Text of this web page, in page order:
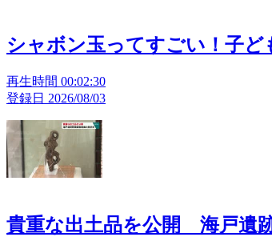
シャボン玉ってすごい！子
再生時間 00:02:30
登録日 2026/08/03
貴重な出土品を公開 海戸遺